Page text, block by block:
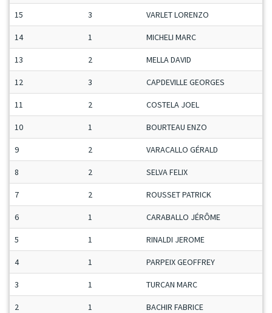
15 3 VARLET LORENZO
14 1 MICHELI MARC
13 2 MELLA DAVID
12 3 CAPDEVILLE GEORGES
11 2 COSTELA JOEL
10 1 BOURTEAU ENZO
9 2 VARACALLO GÉRALD
8 2 SELVA FELIX
7 2 ROUSSET PATRICK
6 1 CARABALLO JÉRÔME
5 1 RINALDI JEROME
4 1 PARPEIX GEOFFREY
3 1 TURCAN MARC
2 1 BACHIR FABRICE